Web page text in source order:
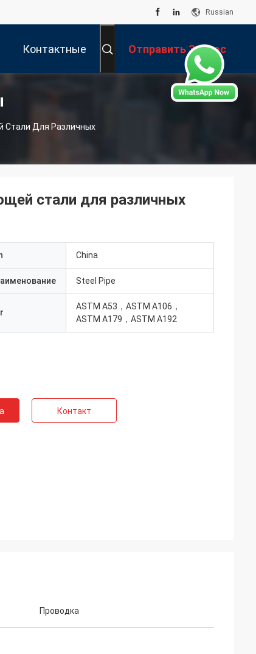
Russian
Контактные Отправить Запрос
Стали Для Различных
стали для различных
China
Steel Pipe
ASTM A53，ASTM A106，
ASTM A179，ASTM A192
Контакт
Проводка